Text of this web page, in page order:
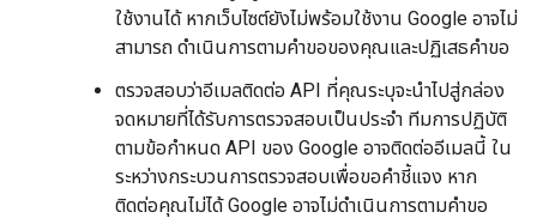
ใช้งานได้ หากเว็บไซต์ยังไม่พร้อมใช้งาน Google อาจไม่
สามารถ ดำเนินการตามคำขอของคุณและปฏิเสธคำขอ
ตรวจสอบว่าอีเมลติดต่อ API ที่คุณระบุจะนำไปสู่กล่อง
จดหมายที่ได้รับการตรวจสอบเป็นประจำ ทีมการปฏิบัติ
ตามข้อกำหนด API ของ Google อาจติดต่ออีเมลนี้ ใน
ระหว่างกระบวนการตรวจสอบเพื่อขอคำชี้แจง หาก
ติดต่อคุณไม่ได้ Google อาจไม่ดำเนินการตามคำขอ